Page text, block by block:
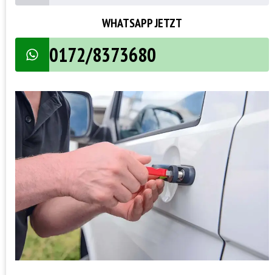
WHATSAPP JETZT
0172/8373680